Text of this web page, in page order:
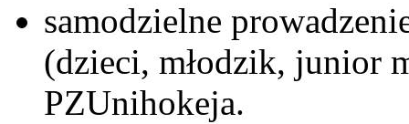
samodzielne
(dzieci, młodzik, junior
PZUnihokeja.